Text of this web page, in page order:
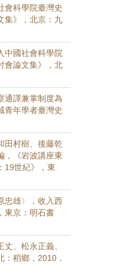
會科學院臺灣史
集》，北京：九
中國社會科學院
會論文集》，北
通譯兼掌制度為
青年學者臺灣史
田村樹、後藤乾
，《岩波講座東
19世紀》，東
忠雄〉，收入西
東京：明石書
、松永正義、
稻鄉，2010，